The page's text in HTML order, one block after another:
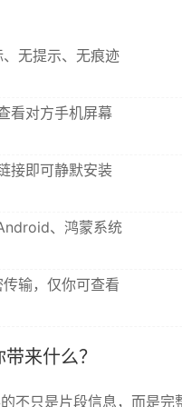
无提示、无痕迹
看对方手机屏幕
接即可静默安装
、鸿蒙系统
输，仅你可查看
来什么？
不只是片段信息，而是完